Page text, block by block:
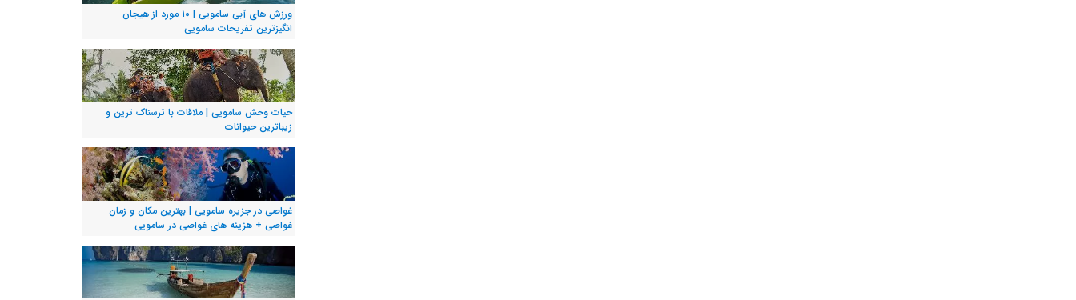
ورزش های آبی سامویی | ۱۰ مورد از هیجان
انگیزترین تفریحات سامویی
حیات وحش سامویی | ملاقات با ترسناک ترین و
زیباترین حیوانات
غواصی در جزیره سامویی | بهترین مکان و زمان
غواصی + هزینه های غواصی در سامویی